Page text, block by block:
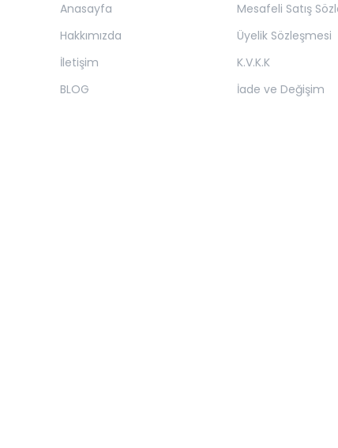
Anasayfa
Hakkımızda
İletişim
BLOG
Mesafeli Satış
Üyelik Sözleşmesi
K.V.K.K
İade ve Değişim